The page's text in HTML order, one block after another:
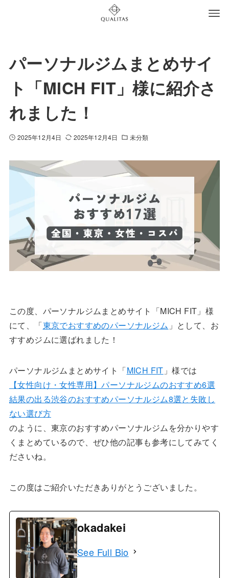
パーソナルジムまとめサイ
ト「MICH FIT」様に紹介さ
れました！
2025年12月4日 2025年12月4日 未分類
この度、パーソナルジムまとめサイト「MICH FIT」様
にて、「東京でおすすめのパーソナルジム 」として、お
すすめジムに選ばれました！
パーソナルジムまとめサイト「MICH FIT 」様では
【女性向け・女性専用】パーソナルジムのおすすめ6選
結果の出る渋谷のおすすめパーソナルジム8選と失敗し
ない選び方
のように、東京のおすすめパーソナルジムを分かりやす
くまとめているので、ぜひ他の記事も参考にしてみてく
ださいね。
この度はご紹介いただきありがとうございました。
okadakei
See Full Bio